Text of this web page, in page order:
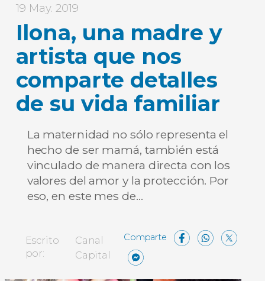
19 May. 2019
Ilona, una madre y
artista que nos
comparte detalles
de su vida familiar
La maternidad no sólo representa el
hecho de ser mamá, también está
vinculado de manera directa con los
valores del amor y la protección. Por
eso, en este mes de…
Escrito
por:
Canal
Capital